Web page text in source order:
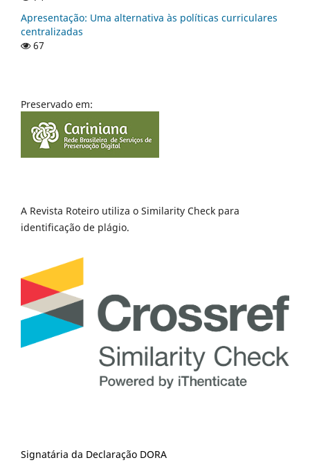
Apresentação: Uma alternativa às políticas curriculares
centralizadas
67
Preservado em:
A Revista Roteiro utiliza o Similarity Check para
identificação de plágio.
Signatária da Declaração DORA